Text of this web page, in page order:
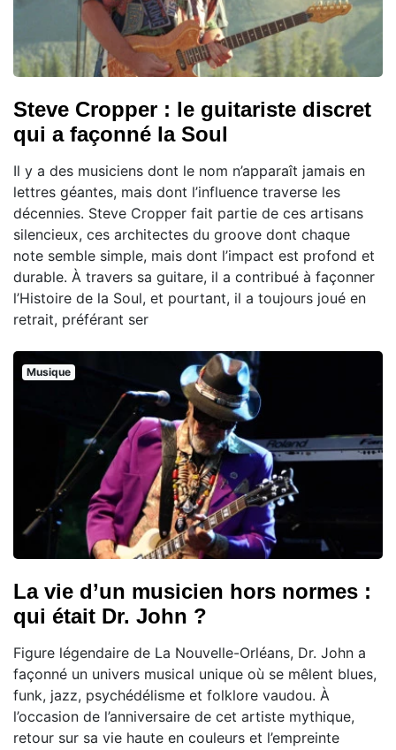
Steve Cropper : le guitariste discret
qui a façonné la Soul
Il y a des musiciens dont le nom n’apparaît jamais en
lettres géantes, mais dont l’influence traverse les
décennies. Steve Cropper fait partie de ces artisans
silencieux, ces architectes du groove dont chaque
note semble simple, mais dont l’impact est profond et
durable. À travers sa guitare, il a contribué à façonner
l’Histoire de la Soul, et pourtant, il a toujours joué en
retrait, préférant ser
Musique
La vie d’un musicien hors normes :
qui était Dr. John ?
Figure légendaire de La Nouvelle-Orléans, Dr. John a
façonné un univers musical unique où se mêlent blues,
funk, jazz, psychédélisme et folklore vaudou. À
l’occasion de l’anniversaire de cet artiste mythique,
retour sur sa vie haute en couleurs et l’empreinte